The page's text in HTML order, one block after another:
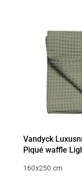
Vandyck
Piqué waffle
160x250 cm